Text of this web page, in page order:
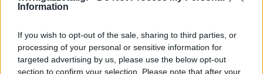
Information
If you wish to opt-out of the sale, sharing to third parties, or
processing of your personal or sensitive information for
targeted advertising by us, please use the below opt-out
section to confirm your selection. Please note that after your
Bundesliga
Ligue 1
Εθνική Ελλάδος
Mundobasket
Basketaki
Eurobasket
CEV Cup
Κολύμβηση
Μπιτς Βόλεϊ
Ιστιοπλοΐα
Κωπηλασία
Τεχνολογία
Showbiz
Παναγιώτης Δαλαταριώφ
Αντώνης Καλκαβούρας
Αντώνης Καρπετόπουλος
GMotion MotoGP
ΑΘΛΗΤΙΚΕΣ ΜΕΤΑΔΟΣΕΙΣ
LIVE SCORE
GWOMEN
Ολοκληρώθηκε
Ελλ
1
15
2
8
3
19
14